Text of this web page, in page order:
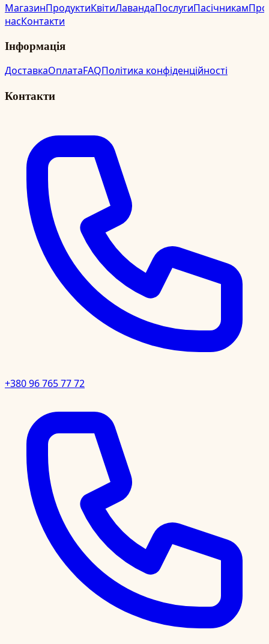
МагазинПродуктиКвітиЛавандаПослугиПасічникамПро
насКонтакти
Інформація
ДоставкаОплатаFAQПолітика конфіденційності
Контакти
+380 96 765 77 72